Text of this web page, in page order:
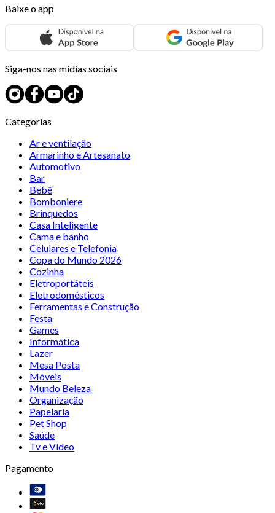
Baixe o app
Siga-nos nas mídias sociais
Categorias
Ar e ventilação
Armarinho e Artesanato
Automotivo
Bar
Bebê
Bomboniere
Brinquedos
Casa Inteligente
Cama e banho
Celulares e Telefonia
Copa do Mundo 2026
Cozinha
Eletroportáteis
Eletrodomésticos
Ferramentas e Construção
Festa
Games
Informática
Lazer
Mesa Posta
Móveis
Mundo Beleza
Organização
Papelaria
Pet Shop
Saúde
Tv e Vídeo
Pagamento